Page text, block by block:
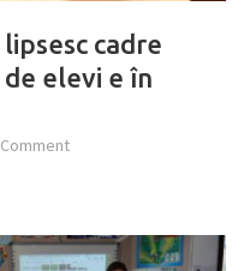
cadre
elevi e în
Comment